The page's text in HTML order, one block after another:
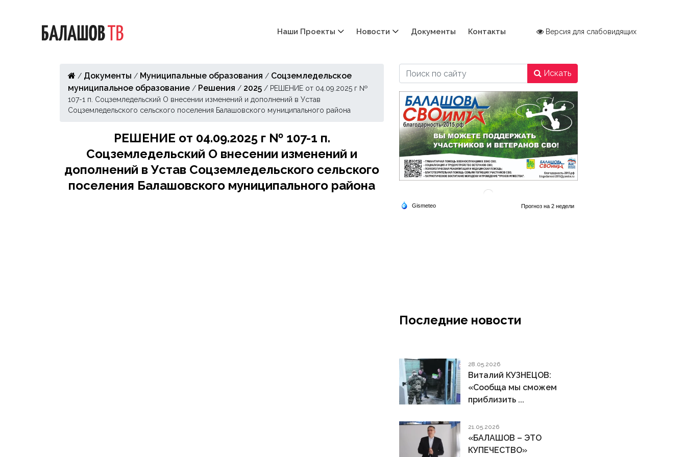
Наши Проекты Новости Документы Контакты Версия для слабовидящих
/ Документы / Муниципальные образования / Соцземледельское
муниципальное образование / Решения / 2025 / РЕШЕНИЕ от 04.09.2025 г №
107-1 п. Соцземледельский О внесении изменений и дополнений в Устав
Соцземледельского сельского поселения Балашовского муниципального района
РЕШЕНИЕ от 04.09.2025 г № 107-1 п.
Соцземледельский О внесении изменений и
дополнений в Устав Соцземледельского сельского
поселения Балашовского муниципального района
Искать
Последние новости
28.05.2026
Виталий КУЗНЕЦОВ:
«Сообща мы сможем
приблизить ...
21.05.2026
«БАЛАШОВ – ЭТО
КУПЕЧЕСТВО»